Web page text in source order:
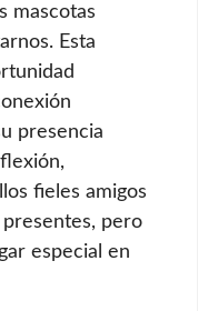
mascotas
Esta
presencia
fieles amigos
pero
especial en